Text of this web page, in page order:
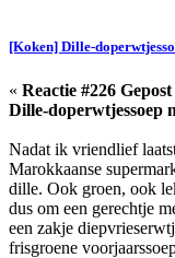
[Koken] Dille-
« Reactie #226
Dille-doperwtjessoep
Nadat ik vriendlief
Marokkaanse
dille. Ook groen, ook
dus om een gerechtje
een zakje
frisgroene